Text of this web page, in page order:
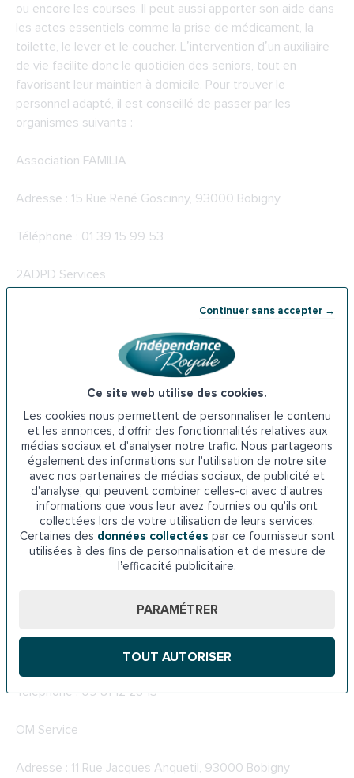
Continuer sans accepter →
Ce site web utilise des cookies.
Les cookies nous permettent de personnaliser le contenu
et les annonces, d'offrir des fonctionnalités relatives aux
médias sociaux et d'analyser notre trafic. Nous partageons
également des informations sur l'utilisation de notre site
avec nos partenaires de médias sociaux, de publicité et
d'analyse, qui peuvent combiner celles-ci avec d'autres
informations que vous leur avez fournies ou qu'ils ont
collectées lors de votre utilisation de leurs services.
Certaines des données collectées par ce fournisseur sont
utilisées à des fins de personnalisation et de mesure de
l’efficacité publicitaire.
PARAMÉTRER
TOUT AUTORISER
ou encore les courses. Il peut aussi apporter son aide dans
les actes essentiels comme la prise de médicament, la
toilette, le lever et le coucher. L’intervention d’un auxiliaire
de vie facilite donc le quotidien des seniors, tout en
favorisant leur maintien à domicile. Pour trouver le
personnel adapté, il est conseillé de passer par les
organismes suivants :
Association FAMILIA
Adresse : 15 Rue René Goscinny, 93000 Bobigny
Téléphone : 01 39 15 99 53
2ADPD Services
Adresse : 13 Rue de la Prospérité, 93000 Bobigny
Téléphone : 01 48 32 73 82
Chak Emploi Service
Adresse : 7 Pl. du 11 Novembre 1918, 93000 Bobigny
Téléphone : 06 20 66 71 80
Vitalliance
Adresse : Les Diamants, 27 Rue Delizy, 93500 Pantin
Adresse : 2 Av. Henri Barbusse, 93000 Bobigny
Téléphone : 09 81 12 28 13
OM Service
Adresse : 11 Rue Jacques Anquetil, 93000 Bobigny